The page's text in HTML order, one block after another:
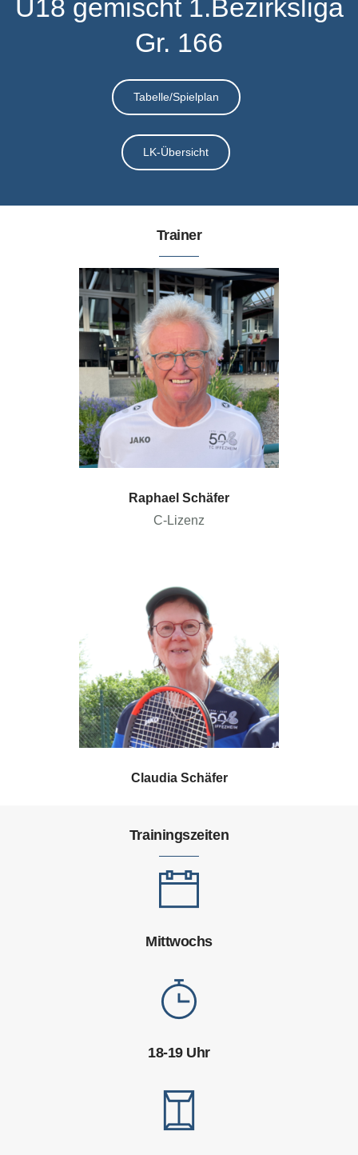
U18 gemischt 1.Bezirksliga
Gr. 166
Tabelle/Spielplan
LK-Übersicht
Trainer
Raphael Schäfer
C-Lizenz
Claudia Schäfer
Trainingszeiten
Mittwochs
18-19 Uhr